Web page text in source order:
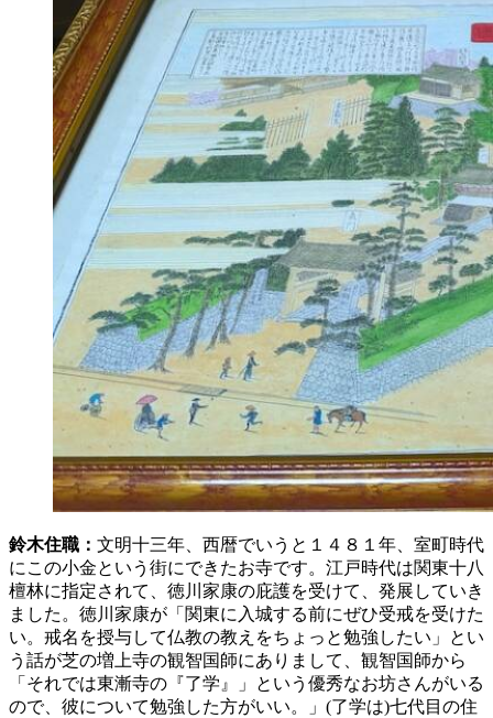
鈴木住職： 文明十三年、西暦でいうと１４８１年、室町時代
にこの小金という街にできたお寺です。江戸時代は関東十八
檀林に指定されて、徳川家康の庇護を受けて、発展していき
ました。徳川家康が「関東に入城する前にぜひ受戒を受けた
い。戒名を授与して仏教の教えをちょっと勉強したい」とい
う話が芝の増上寺の観智国師にありまして、観智国師から
「それでは東漸寺の『了学 』」という優秀なお坊さんがいる
ので、彼について勉強した方がいい。」(了学は)七代目の住